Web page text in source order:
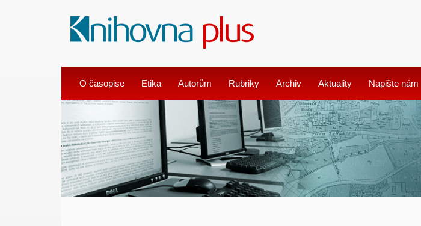
O časopise Etika Autorům Rubriky Archiv Aktuality Napište nám